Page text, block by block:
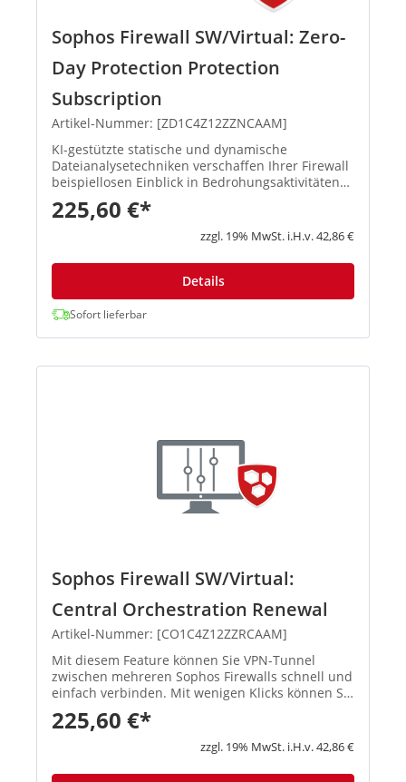
Sophos Firewall SW/Virtual: Zero-
Day Protection Protection
Subscription
Artikel-Nummer: [ZD1C4Z12ZZNCAAM]
KI-gestützte statische und dynamische
Dateianalysetechniken verschaffen Ihrer Firewall
beispiellosen Einblick in Bedrohungsaktivitäten
und identifizieren und blockieren so effektiv
Ransomware sowie andere bekannte und
unbekannte Bedrohungen. Mit d...
225,60 €*
zzgl. 19% MwSt. i.H.v. 42,86 €
Details
Sofort lieferbar
Sophos Firewall SW/Virtual:
Central Orchestration Renewal
Artikel-Nummer: [CO1C4Z12ZZRCAAM]
Mit diesem Feature können Sie VPN-Tunnel
zwischen mehreren Sophos Firewalls schnell und
einfach verbinden. Mit wenigen Klicks können Sie
ein Full-Mesh-Netzwerk, eine Hub-and-Spoke-
Topologie oder ähnliche Infrastrukturen
einrichten, und Sophos Central...
225,60 €*
zzgl. 19% MwSt. i.H.v. 42,86 €